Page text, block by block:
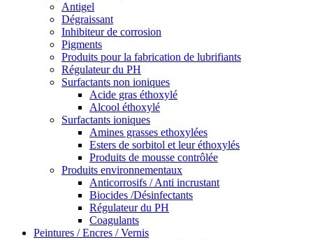
Antigel
Dégraissant
Inhibiteur de corrosion
Pigments
Produits pour la fabrication de lubrifiants
Régulateur du PH
Surfactants non ioniques
Acide gras éthoxylé
Alcool éthoxylé
Surfactants ioniques
Amines grasses ethoxylées
Esters de sorbitol et leur éthoxylés
Produits de mousse contrôlée
Produits environnementaux
Anticorrosifs / Anti incrustant
Biocides /Désinfectants
Régulateur du PH
Coagulants
Peintures / Encres / Vernis